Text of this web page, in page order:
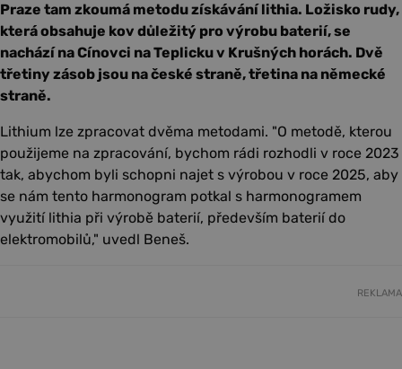
Praze tam zkoumá metodu získávání lithia. Ložisko rudy,
která obsahuje kov důležitý pro výrobu baterií, se
nachází na Cínovci na Teplicku v Krušných horách. Dvě
třetiny zásob jsou na české straně, třetina na německé
straně.
Lithium lze zpracovat dvěma metodami. "O metodě, kterou
použijeme na zpracování, bychom rádi rozhodli v roce 2023
tak, abychom byli schopni najet s výrobou v roce 2025, aby
se nám tento harmonogram potkal s harmonogramem
využití lithia při výrobě baterií, především baterií do
elektromobilů," uvedl Beneš.
REKLAMA